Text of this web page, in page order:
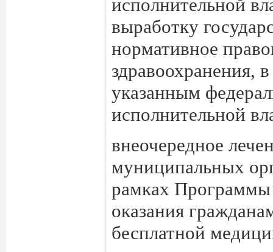
исполнительной
выработку
нормативное
здравоохранения,
указанным
исполнительной
внеочередное
муниципальных
рамках Программы
оказания
бесплатной